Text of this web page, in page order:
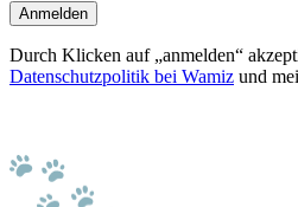
Anmelden
Durch Klicken auf „anmelden“
Datenschutzpolitik bei Wamiz und